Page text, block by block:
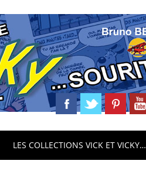
LES COLLECTIONS VICK ET VICKY…